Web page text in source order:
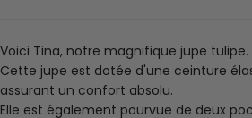
Voici Tina, notre magnifique jupe tulipe.
Cette jupe est dotée d'une ceinture
assurant un confort absolu.
Elle est également pourvue de deux